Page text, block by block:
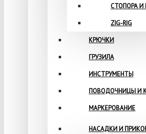
СТОПОРА И
ZIG-RIG
КРЮЧКИ
ГРУЗИЛА
ИНСТРУМЕНТЫ
ПОВОДОЧНИЦЫ И
МАРКЕРОВАНИЕ
НАСАДКИ И